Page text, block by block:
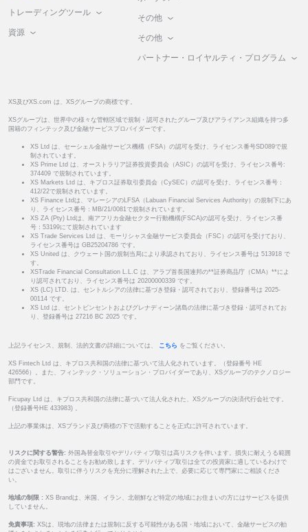
トレーディングツール
資源
その他
その他
パートナー・ロイヤルティ・プログラム
XS及びXS.com は、XSグループの商標です。
XSグループは、世界中の様々な管轄区域で規制・認可されたグループ及びアライアンス組織を持つ多
国籍のフィンテック及び金融サービスプロバイダーです。
XS Ltd は、セーシェル金融サービス機構（FSA）の認可を受け、ライセンス番号SD089で規
制されています。
XS Prime Ltd は、オーストラリア証券投資委員会（ASIC）の認可を受け、ライセンス番号:
374409 で規制されています。
XS Markets Ltd は、キプロス証券取引委員会（CySEC）の認可を受け、ライセンス番号：
412/22で規制されています。
XS Finance Ltdは、マレーシアのLFSA（Labuan Financial Services Authority）の規制下にあ
り、ライセンス番号：MB/21/0081で規制されています。
XS ZA (Pty) Ltdは、南アフリカ金融セクター行動機構(FSCA)の認可を受け、ライセンス番
号：53199にて規制されています
XS Trade Services Ltd は、モーリシャス金融サービス委員会（FSC）の認可を受けており、
ライセンス番号は GB25204786 です。
XS United は、クウェート国の規制当局により承認されており、ライセンス番号は 513918 で
す。
XSTrade Financial Consultation L.L.C は、アラブ首長国連邦の**証券商品庁（CMA）**によ
り認可されており、ライセンス番号は 20200000339 です。
XS (LC) LTD. は、セントルシアの法律に基づき登録・認可されており、登録番号は 2025-
00114 です。
XS Ltd は、セントビンセントおよびグレナディーン諸島の法律に基づき登録・認可されてお
り、登録番号は 27216 BC 2025 です。
上記ライセンス、規制、法的文書の詳細については、 こちら をご覧ください。
XS Fintech Ltd は、キプロス共和国の法律に基づいて法人化されています。（登録番号 HE
426566）。また、フィンテック・ソリューション・プロバイダーであり、XSグループのテクノロジー
部門です。
Ficupay Ltd は、キプロス共和国の法律に基づいて法人化された、XSグループの決済代行会社です。
（登録番号HE 433983) 。
上記の事業体は、XSブランド及び商標の下で活動することを正式に許可されています。
リスクに関する警告: 外国為替金取引やデリバティブ取引は高リスクを伴います。損失に耐えうる範囲
の資金でお取引されることをお勧め致します。デリバティブ取引は全ての投資家に適しているわけで
はございません。取引に伴うリスクを充分に理解された上で、必要に応じて専門家にご相談くださ
い。
地域の制限 : XS Brandは、米国、イラン、北朝鮮など特定の地域にお住まいの方にはサービスを提供
していません。
免責事項: XSは、現地の法律または規制に反する可能性がある国・地域において、金融サービスの勧